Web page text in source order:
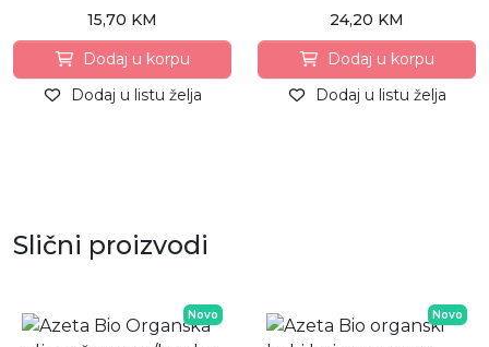
15,70 KM
Dodaj u korpu
Dodaj u listu želja
24,20 KM
Dodaj u korpu
Dodaj u listu želja
Slični proizvodi
Novo Novo